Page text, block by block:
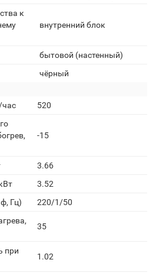
к
внутренний блок
бытовой (настенный)
чёрный
час
520
-15
3.66
3.52
Гц)
220/1/50
35
при
1.02